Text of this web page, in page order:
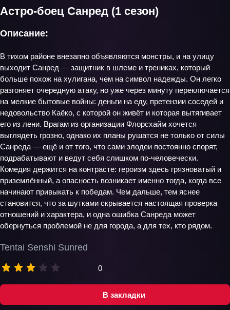
В закладки
Астро-боец Санред (1 сезон)
Tentai Senshi Sunred
0
Описание:
В тихом районе внезапно объявляются монстры, и на улицу
выходит Санред — защитник в шлеме и трениках, который
больше похож на хулигана, чем на символ надежды. Он легко
разгоняет очередную атаку, но уже через минуту переключается
на мелкие бытовые войны: деньги на еду, претензии соседей и
недовольство Каёко, с которой он живёт и которая вытягивает
его из лени. Врагам из организации Флорсхайм хочется
выглядеть грозно, однако их планы рушатся не только от силы
Санреда — ещё и от того, что сами злодеи постоянно спорят,
подрабатывают и ведут себя слишком по‑человечески.
Комедия держится на контрасте: героизм здесь грязноватый и
приземлённый, а опасность возникает именно тогда, когда все
начинают привыкать к победам. Чем дальше, тем яснее
становится, что за шутками скрывается настоящая проверка
отношений и характера, и одна ошибка Санреда может
обернуться проблемой не для города, а для тех, кто рядом.